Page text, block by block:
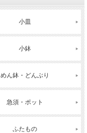
小皿
小鉢
めん鉢・どんぶり
急須・ポット
ふたもの